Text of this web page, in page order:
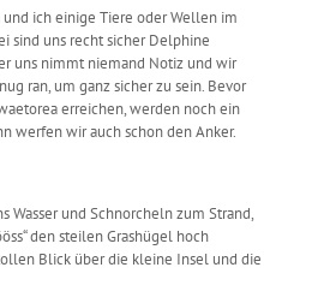
und ich einige Tiere oder Wellen im
sind uns recht sicher Delphine
uns nimmt niemand Notiz und wir
ran, um ganz sicher zu sein. Bevor
erreichen, werden noch ein
werfen wir auch schon den Anker.
Wasser und Schnorcheln zum Strand,
den steilen Grashügel hoch
Blick über die kleine Insel und die